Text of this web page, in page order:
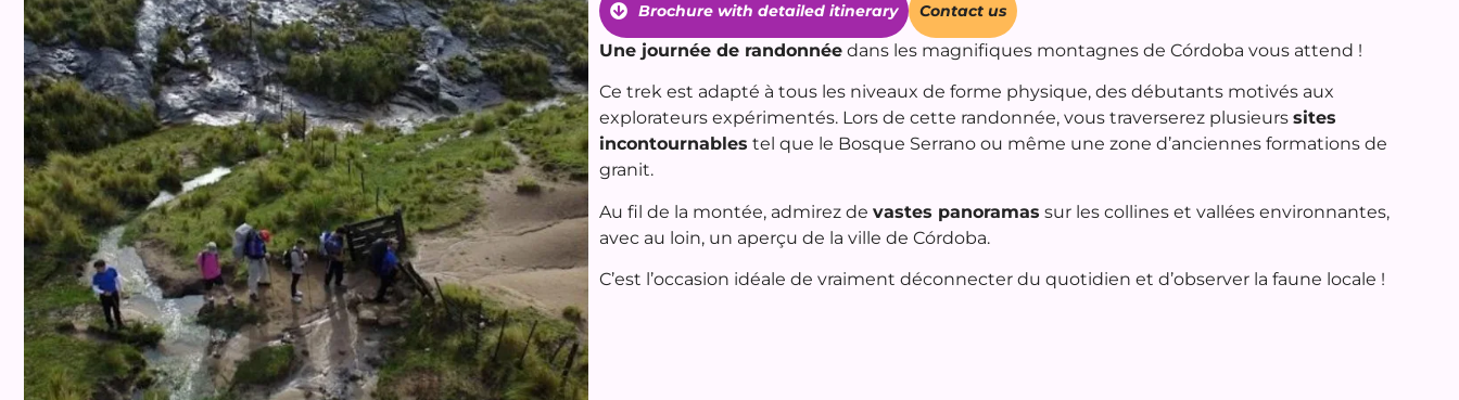
Brochure with detailed itinerary Contact us
Une journée de randonnée dans les magnifiques montagnes de Córdoba vous attend !
Ce trek est adapté à tous les niveaux de forme physique, des débutants motivés aux
explorateurs expérimentés. Lors de cette randonnée, vous traverserez plusieurs sites
incontournables tel que le Bosque Serrano ou même une zone d’anciennes formations de
granit.
Au fil de la montée, admirez de vastes panoramas sur les collines et vallées environnantes,
avec au loin, un aperçu de la ville de Córdoba.
C’est l’occasion idéale de vraiment déconnecter du quotidien et d’observer la faune locale !